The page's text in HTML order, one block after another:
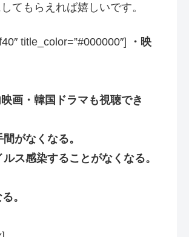
てもらえれば嬉しいです。
title_color=”#000000″]
・映
画・韓国ドラマも視聴でき
がなくなる。
ス感染することがなくなる。
。